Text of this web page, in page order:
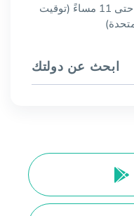
خدمة العملاء يوميًا من 10 صباحًا حتى 11 مساءً (توقيت
ابحث عن دولتك